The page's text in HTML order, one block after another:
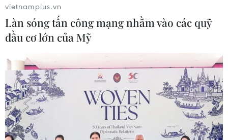
vietnamplus.vn
Làn sóng tấn công mạng nhằm vào các quỹ
đầu cơ lớn của Mỹ